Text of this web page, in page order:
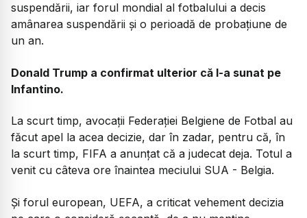
suspendării, iar forul mondial al fotbalului a decis
amânarea suspendării și o perioadă de probațiune de
un an.
Donald Trump a confirmat ulterior că l-a sunat pe
Infantino.
La scurt timp, avocații Federației Belgiene de Fotbal au
făcut apel la acea decizie, dar în zadar, pentru că, în
la scurt timp, FIFA a anunțat că a judecat deja. Totul a
venit cu câteva ore înaintea meciului SUA - Belgia.
Și forul european, UEFA, a criticat vehement decizia